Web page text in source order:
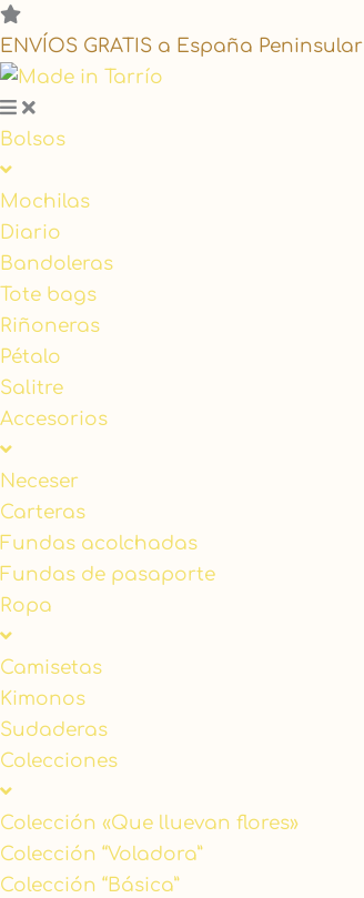
ENVÍOS GRATIS a España Peninsular
Bolsos
Mochilas
Diario
Bandoleras
Tote bags
Riñoneras
Pétalo
Salitre
Accesorios
Neceser
Carteras
Fundas acolchadas
Fundas de pasaporte
Ropa
Camisetas
Kimonos
Sudaderas
Colecciones
Colección «Que lluevan flores»
Colección “Voladora”
Colección “Básica”
Search
...